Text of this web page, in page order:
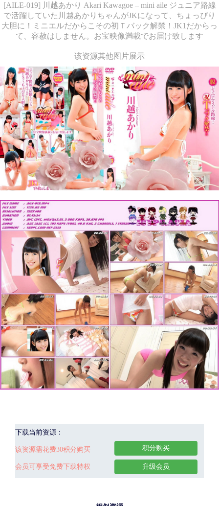
[AILE-019] 川越あかり Akari Kawagoe – mini aile ジュニア路線
で活躍していた川越あかりちゃんがJKになって、ちょっぴり
大胆に！ミニエルだからこその初Ｔバック解禁！JK1だからっ
て、容赦はしません。お宝映像満載でお届け致します
该资源其他图片展示
下载当前资源：
该资源需花费30积分购买
会员可享受免费下载特权
积分购买
升级会员